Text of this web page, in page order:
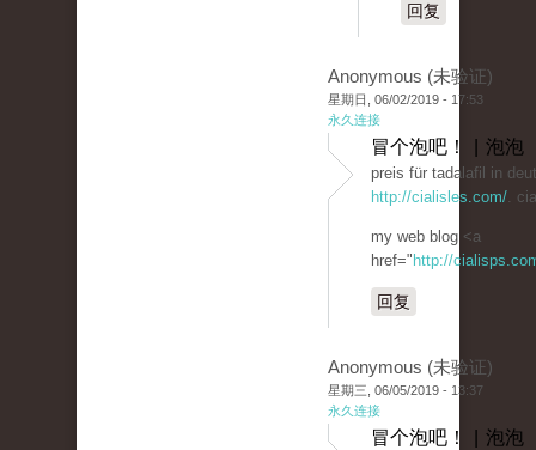
回复
Anonymous (未验证)
星期日, 06/02/2019 - 17:53
永久连接
冒个泡吧！ | 泡泡
preis für tadalafil in
http://cialisles.com/.
my web blog <a
href=" http://
回复
Anonymous (未验证)
星期三, 06/05/2019 - 13:37
永久连接
冒个泡吧！ | 泡泡